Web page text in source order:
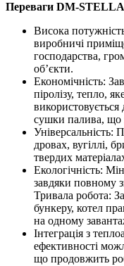
Переваги DM-
Висока
виробничі
господарства,
об’єкти.
Економічність:
піролізу, тепло,
використовується
сушки палива, що
Універсальність:
дровах, вугіллі,
твердих
Екологічність:
завдяки повному
Тривала робота:
бункеру, котел
на одному
Інтеграція з
ефективності
що продовжить